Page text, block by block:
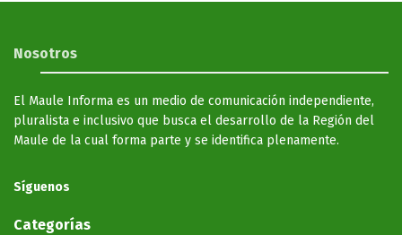
Nosotros
El Maule Informa es un medio de comunicación independiente,
pluralista e inclusivo que busca el desarrollo de la Región del
Maule de la cual forma parte y se identifica plenamente.
Síguenos
Categorías